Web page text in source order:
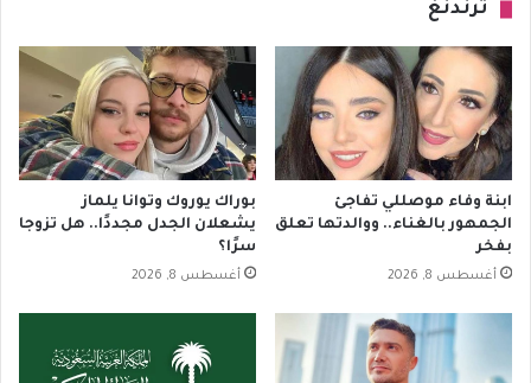
ترندنغ
ابنة وفاء موصللي تفاجئ
الجمهور بالغناء.. ووالدتها تعلق
بفخر
أغسطس 8, 2026
بوراك يوروك وتوانا يلماز
يشعلان الجدل مجددًا.. هل تزوجا
سرًا؟
أغسطس 8, 2026